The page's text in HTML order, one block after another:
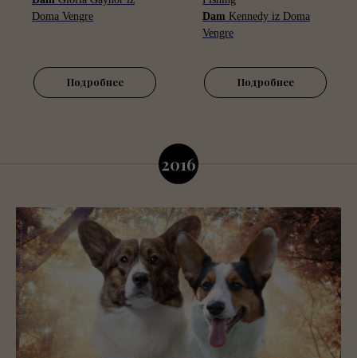
Doma Vengre
Подробнее
Dam Kennedy iz Doma
Vengre
Подробнее
2016